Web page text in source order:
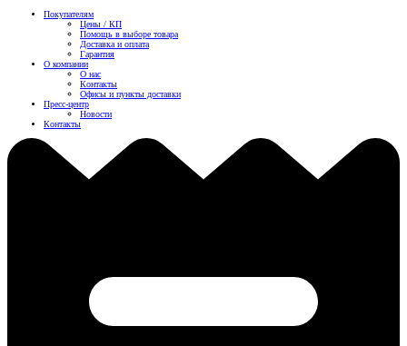
Покупателям
Цены / КП
Помощь в выборе товара
Доставка и оплата
Гарантия
О компании
О нас
Контакты
Офисы и пункты доставки
Пресс-центр
Новости
Контакты